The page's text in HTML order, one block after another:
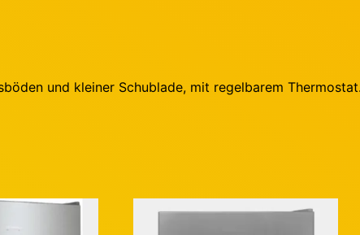
und kleiner Schublade, mit regelbarem